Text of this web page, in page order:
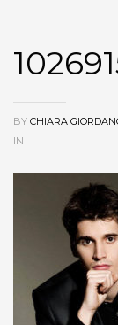
BY CHIARA
IN